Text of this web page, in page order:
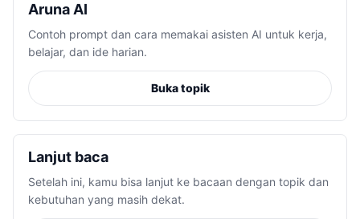
Aruna AI
Contoh prompt dan cara memakai asisten AI untuk kerja,
belajar, dan ide harian.
Buka topik
Lanjut baca
Setelah ini, kamu bisa lanjut ke bacaan dengan topik dan
kebutuhan yang masih dekat.